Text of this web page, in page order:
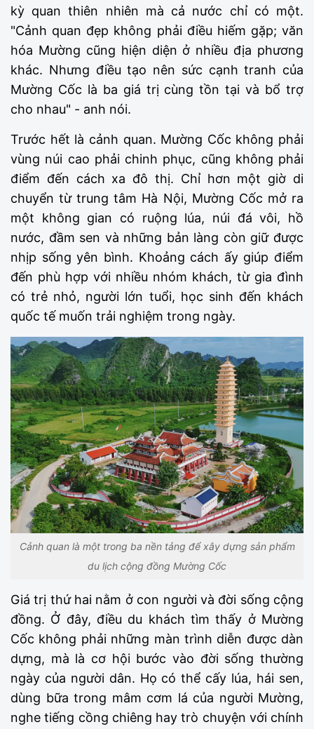
kỳ quan thiên nhiên mà cả nước chỉ có một.
"Cảnh quan đẹp không phải điều hiếm gặp; văn
hóa Mường cũng hiện diện ở nhiều địa phương
khác. Nhưng điều tạo nên sức cạnh tranh của
Mường Cốc là ba giá trị cùng tồn tại và bổ trợ
cho nhau" - anh nói.
Trước hết là cảnh quan. Mường Cốc không phải
vùng núi cao phải chinh phục, cũng không phải
điểm đến cách xa đô thị. Chỉ hơn một giờ di
chuyển từ trung tâm Hà Nội, Mường Cốc mở ra
một không gian có ruộng lúa, núi đá vôi, hồ
nước, đầm sen và những bản làng còn giữ được
nhịp sống yên bình. Khoảng cách ấy giúp điểm
đến phù hợp với nhiều nhóm khách, từ gia đình
có trẻ nhỏ, người lớn tuổi, học sinh đến khách
quốc tế muốn trải nghiệm trong ngày.
Cảnh quan là một trong ba nền tảng để xây dựng sản phẩm
du lịch cộng đồng Mường Cốc
Giá trị thứ hai nằm ở con người và đời sống cộng
đồng. Ở đây, điều du khách tìm thấy ở Mường
Cốc không phải những màn trình diễn được dàn
dựng, mà là cơ hội bước vào đời sống thường
ngày của người dân. Họ có thể cấy lúa, hái sen,
dùng bữa trong mâm cơm lá của người Mường,
nghe tiếng cồng chiêng hay trò chuyện với chính